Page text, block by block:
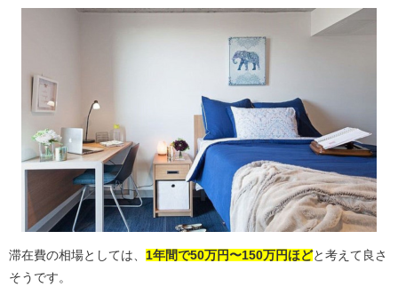
滞在費の相場としては、 1年間で50万円〜150万円ほどと考えて良さ
そうです。